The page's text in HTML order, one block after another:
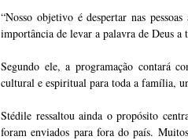
“Nosso objetivo é despertar nas
importância de levar a palavra de Deus a
Segundo ele, a programação contará
cultural e espiritual para toda a família,
Stédile ressaltou ainda o propósito
foram enviados para fora do país.